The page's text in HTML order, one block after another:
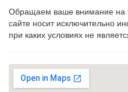
Обращаем ваше внимание на
сайте носит исключительно
при каких условиях не